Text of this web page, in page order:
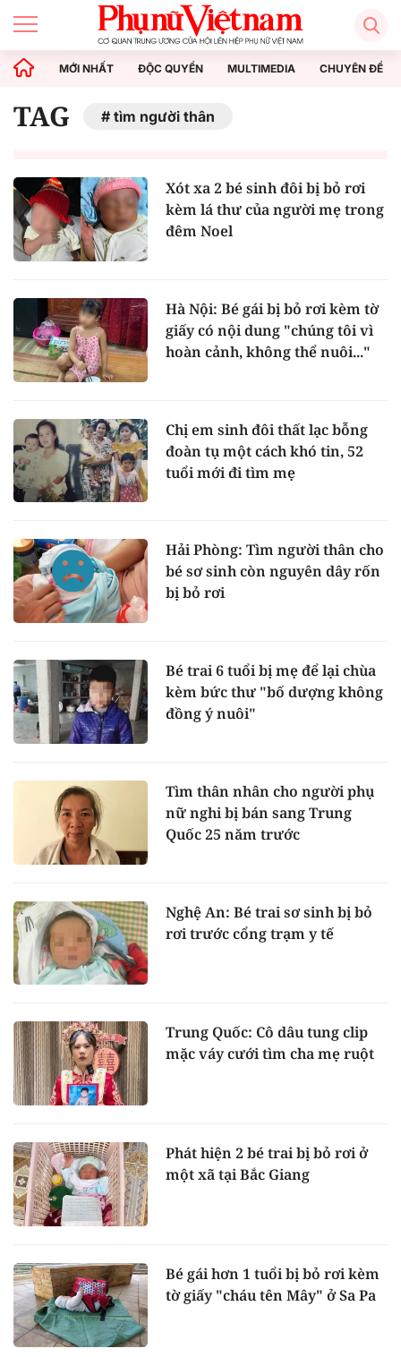
MỚI NHẤT ĐỘC QUYỀN MULTIMEDIA CHUYÊN ĐỀ
TAG tìm người thân
Xót xa 2 bé sinh đôi bị bỏ rơi
kèm lá thư của người mẹ trong
đêm Noel
Hà Nội: Bé gái bị bỏ rơi kèm tờ
giấy có nội dung "chúng tôi vì
hoàn cảnh, không thể nuôi..."
Chị em sinh đôi thất lạc bỗng
đoàn tụ một cách khó tin, 52
tuổi mới đi tìm mẹ
Hải Phòng: Tìm người thân cho
bé sơ sinh còn nguyên dây rốn
bị bỏ rơi
Bé trai 6 tuổi bị mẹ để lại chùa
kèm bức thư "bố dượng không
đồng ý nuôi"
Tìm thân nhân cho người phụ
nữ nghi bị bán sang Trung
Quốc 25 năm trước
Nghệ An: Bé trai sơ sinh bị bỏ
rơi trước cổng trạm y tế
Trung Quốc: Cô dâu tung clip
mặc váy cưới tìm cha mẹ ruột
Phát hiện 2 bé trai bị bỏ rơi ở
một xã tại Bắc Giang
Bé gái hơn 1 tuổi bị bỏ rơi kèm
tờ giấy "cháu tên Mây" ở Sa Pa